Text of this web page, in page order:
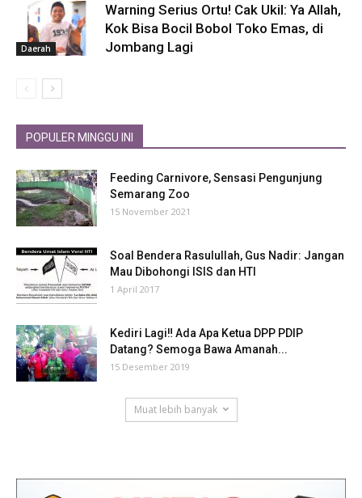
Daerah
Warning Serius Ortu! Cak Ukil: Ya Allah,
Kok Bisa Bocil Bobol Toko Emas, di
Jombang Lagi
POPULER MINGGU INI
Feeding Carnivore, Sensasi Pengunjung
Semarang Zoo
15 November 2021
Soal Bendera Rasulullah, Gus Nadir: Jangan
Mau Dibohongi ISIS dan HTI
1 April 2017
Kediri Lagi‼ Ada Apa Ketua DPP PDIP
Datang? Semoga Bawa Amanah...
15 Desember 2019
Muat lebih banyak